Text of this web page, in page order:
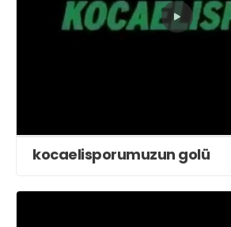
kocaelisporumuzun golü